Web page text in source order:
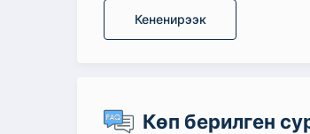
Кененирээк
Көп берилген